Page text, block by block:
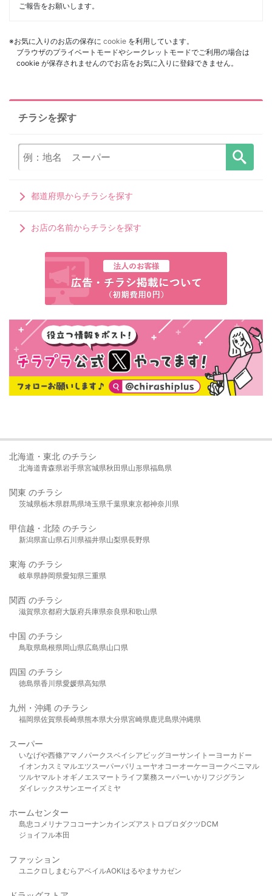
ご報告をお願いします。
※お気に入りのお店の保存に cookie を利用しています。
ブラウザのプライベートモードやシークレットモードでご利用の場合は
cookie が保存されませんのでお店をお気に入りに登録できません。
チラシを探す
都道府県からチラシを探す
お店の名前からチラシを探す
北海道・東北 のチラシ
北海道青森県岩手県宮城県秋田県山形県福島県
関東 のチラシ
茨城県栃木県群馬県埼玉県千葉県東京都神奈川県
甲信越・北陸 のチラシ
新潟県富山県石川県福井県山梨県長野県
東海 のチラシ
岐阜県静岡県愛知県三重県
関西 のチラシ
滋賀県京都府大阪府兵庫県奈良県和歌山県
中国 のチラシ
鳥取県島根県岡山県広島県山口県
四国 のチラシ
徳島県香川県愛媛県高知県
九州・沖縄 のチラシ
福岡県佐賀県長崎県熊本県大分県宮崎県鹿児島県沖縄県
スーパー
いなげや西條アマノパークスベイシア ビッグヨーサンイトーヨーカドー
イオンカスミ マルエツスーパーバリューヤオコーオーケー ヨークベニマル
ツルヤマルト オギノ エスマート ライフ業務スーパーいかり フジグラン
ダイレックスサンエーイズミヤ
ホームセンター
島忠 コメリ ナフコ コーナンカインズアストロプロダクツDCM
ジョイフル本田
ファッション
ユニクロ しまむら アベイルAOKIはるやま サカゼン